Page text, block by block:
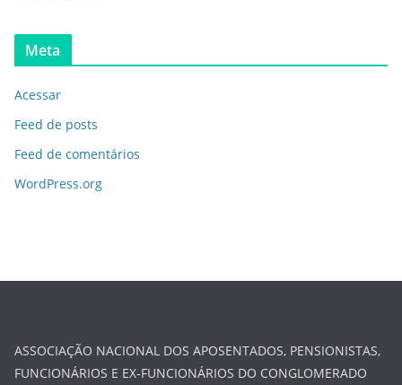
Meta
Acessar
Feed de posts
Feed de comentários
WordPress.org
ASSOCIAÇÃO NACIONAL DOS APOSENTADOS, PENSIONISTAS,
FUNCIONÁRIOS E EX-FUNCIONÁRIOS DO CONGLOMERADO